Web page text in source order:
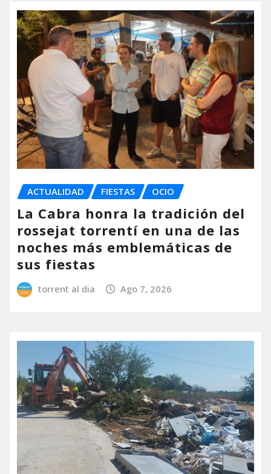
ACTUALIDAD FIESTAS OCIO
La Cabra honra la tradición del
rossejat torrentí en una de las
noches más emblemáticas de
sus fiestas
torrent al dia Ago 7, 2026